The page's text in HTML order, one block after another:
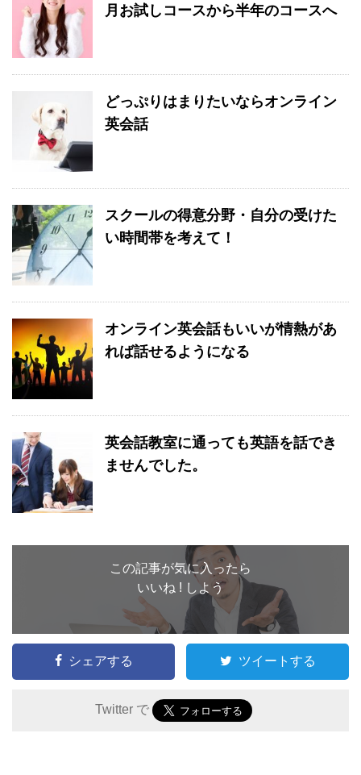
月お試しコースから半年のコースへ
どっぷりはまりたいならオンライン
英会話
スクールの得意分野・自分の受けた
い時間帯を考えて！
オンライン英会話もいいが情熱があ
れば話せるようになる
英会話教室に通っても英語を話でき
ませんでした。
この記事が気に入ったら
いいね ! しよう
シェアする ツイートする
Twitter で